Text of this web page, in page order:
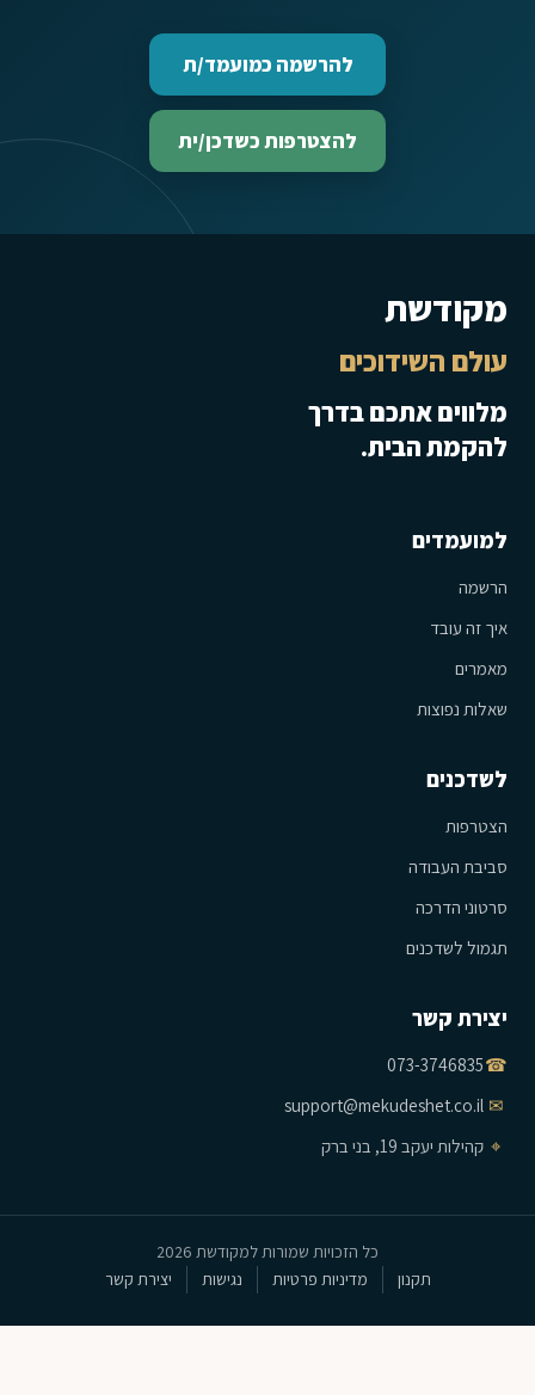
להרשמה כמועמד/ת
להצטרפות כשדכן/ית
מקודשת
עולם השידוכים
מלווים אתכם בדרך
להקמת הבית.
למועמדים
הרשמה
איך זה עובד
מאמרים
שאלות נפוצות
לשדכנים
הצטרפות
סביבת העבודה
סרטוני הדרכה
תגמול לשדכנים
יצירת קשר
☎
073-3746835
✉
support@mekudeshet.co.il
⌖ קהילות יעקב 19, בני ברק
כל הזכויות שמורות למקודשת 2026
תקנון
מדיניות פרטיות נגישות יצירת קשר